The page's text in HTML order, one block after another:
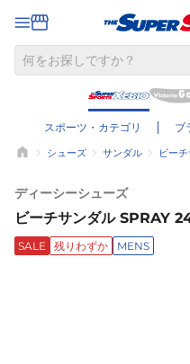
スポーツ・カテゴリ ブ
シューズ サンダル ビー
ディーシーシューズ
ビーチサンダル SPRAY
SALE 残りわずか MENS